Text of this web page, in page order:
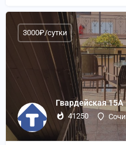
Гвардейская 15А
41250 Сочи
3000₽/сутки